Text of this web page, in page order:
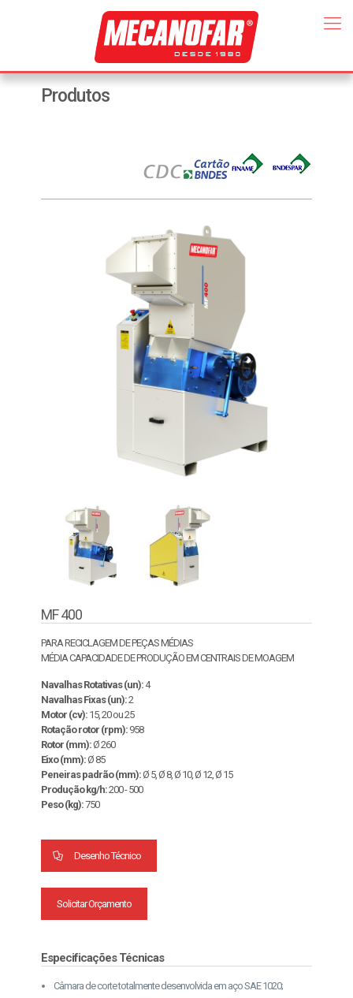
Produtos
MF 400
PARA RECICLAGEM DE PEÇAS MÉDIAS
MÉDIA CAPACIDADE DE PRODUÇÃO EM CENTRAIS DE MOAGEM
Navalhas Rotativas (un):4
Navalhas Fixas (un):2
Motor (cv): 15, 20 ou 25
Rotação rotor (rpm): 958
Rotor (mm):Ø 260
Eixo (mm):Ø 85
Peneiras padrão (mm):Ø 5, Ø 8, Ø 10, Ø 12, Ø 15
Produção kg/h:200 - 500
Peso (kg):750
Desenho Técnico
Solicitar Orçamento
Especificações Técnicas
Câmara de corte totalmente desenvolvida em aço SAE 1020;